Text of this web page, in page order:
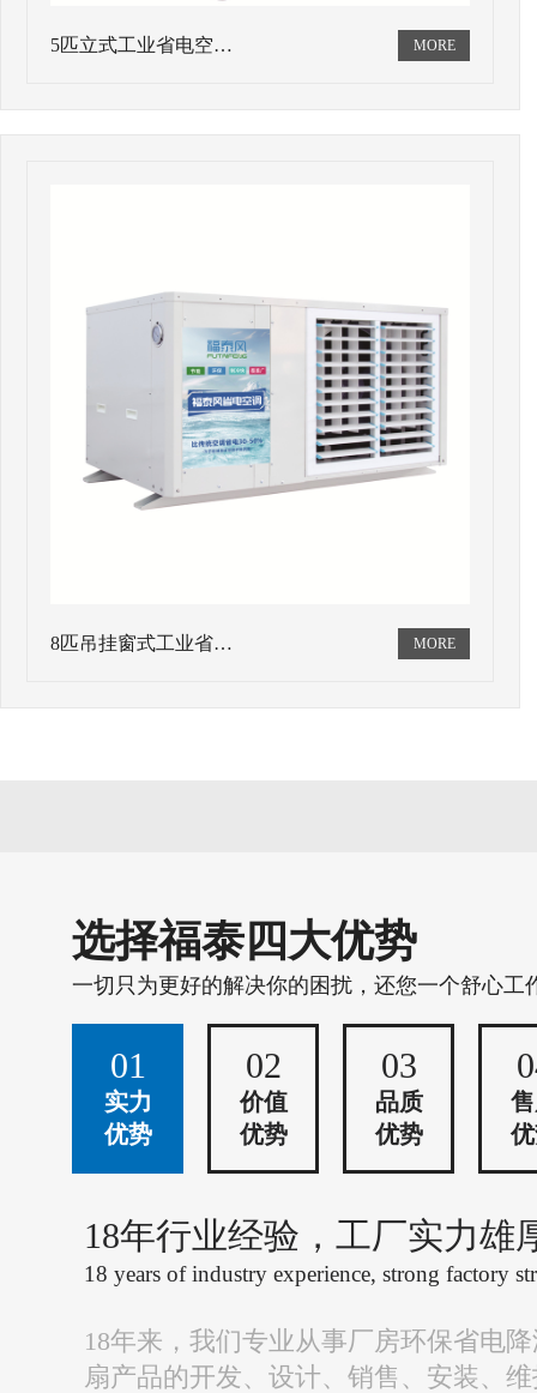
5匹立式工业省电空…
8匹吊挂窗式工业省…
选择福泰四大优势
一切只为更好的解决你的困扰，还您一个舒心工
01
实力
优势
02
价值
优势
03
品质
优势
18年行业经验，工厂实力雄
18 years of industry experience, strong factory
18年来，我们专业从事厂房环保省电
扇产品的开发、设计、销售、安装、